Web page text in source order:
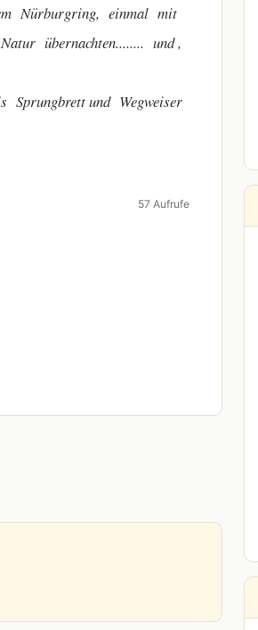
Nürburgring, einmal mit
übernachten........ und ,
und Wegweiser
57 Aufrufe